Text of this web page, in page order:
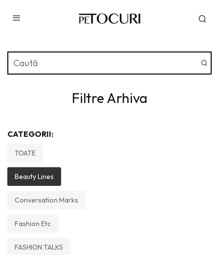
Filtre Arhiva
CATEGORII:
TOATE
Beauty Lines
Conversation Marks
Fashion Etc
FASHION TALKS